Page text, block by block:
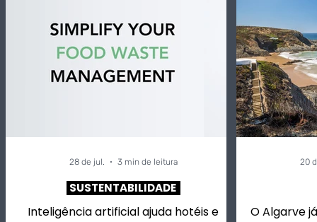
Inteligência artificial ajuda hotéis e
SUSTENTABILIDADE
28 de jul. 3 min de leitura
O Algarve
20